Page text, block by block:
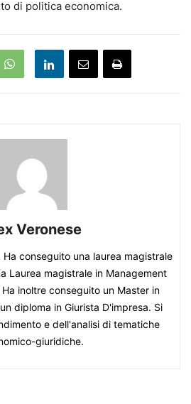
di politica economica.
Veronese
conseguito una laurea magistrale
Laurea magistrale in Management
inoltre conseguito un Master in
diploma in Giurista D'impresa. Si
e dell'analisi di tematiche
giuridiche.